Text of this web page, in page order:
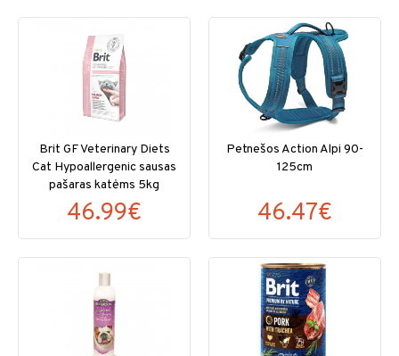
Brit GF Veterinary Diets
Cat Hypoallergenic sausas
pašaras katėms 5kg
46.99€
Petnešos Action Alpi 90-
125cm
46.47€